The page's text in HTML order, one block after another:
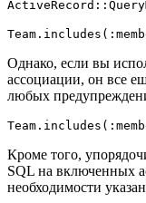
Однако, если вы
ассоциации, он все
любых
Кроме того,
SQL на включенных
необходимости